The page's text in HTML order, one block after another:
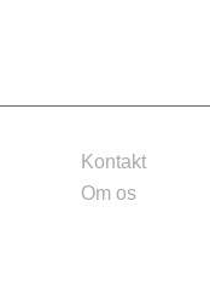
Kontakt
Om os